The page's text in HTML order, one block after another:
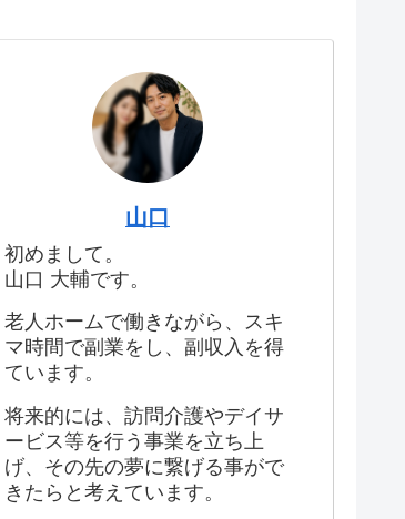
山口
初めまして。
山口 大輔です。
老人ホームで働きながら、スキ
マ時間で副業をし、副収入を得
ています。
将来的には、訪問介護やデイサ
ービス等を行う事業を立ち上
げ、その先の夢に繋げる事がで
きたらと考えています。